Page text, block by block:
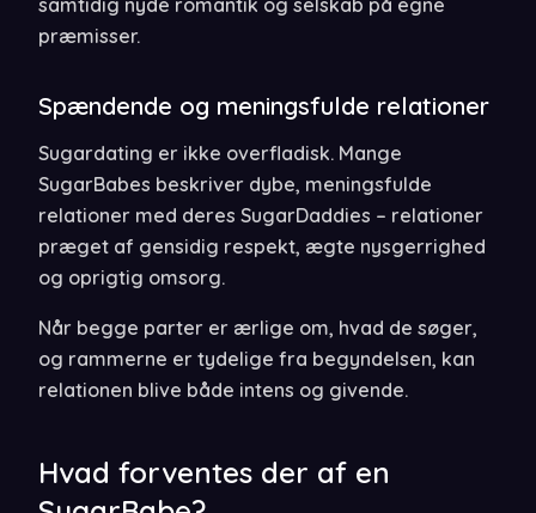
samtidig nyde romantik og selskab på egne
præmisser.
Spændende og meningsfulde relationer
Sugardating er ikke overfladisk. Mange
SugarBabes beskriver dybe, meningsfulde
relationer med deres SugarDaddies – relationer
præget af gensidig respekt, ægte nysgerrighed
og oprigtig omsorg.
Når begge parter er ærlige om, hvad de søger,
og rammerne er tydelige fra begyndelsen, kan
relationen blive både intens og givende.
Hvad forventes der af en